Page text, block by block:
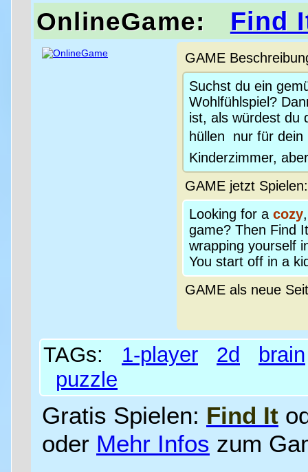
OnlineGame: Find
GAME
Suchst du ein
Wohlfühlspiel?
ist, als würdest du
hüllen  nur für
Kinderzimmer,
GAME jetzt
Looking for a cozy
game? Then Find
wrapping yourself
You start off in a
GAME als neue
TAGs: 1-player 2d
brain
puzzle
Gratis Spielen: Find It
oder Mehr Infos zum